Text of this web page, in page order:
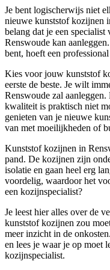
Je bent logischerwijs niet
nieuwe kunststof kozijnen
belang dat je een
Renswoude kan
bent, hoeft een
Kies voor jouw kunststof
eerste de beste. Je wilt
Renswoude zal
kwaliteit is praktisch niet
genieten van je nieuwe
van met moeilijkheden of
Kunststof kozijnen in
pand. De kozijnen zijn
isolatie en gaan heel erg
voordelig, waardoor het
een kozijnspecialist?
Je leest hier alles over de
kunststof kozijnen zou
meer inzicht in de
en lees je waar je op moet
kozijnspecialist.